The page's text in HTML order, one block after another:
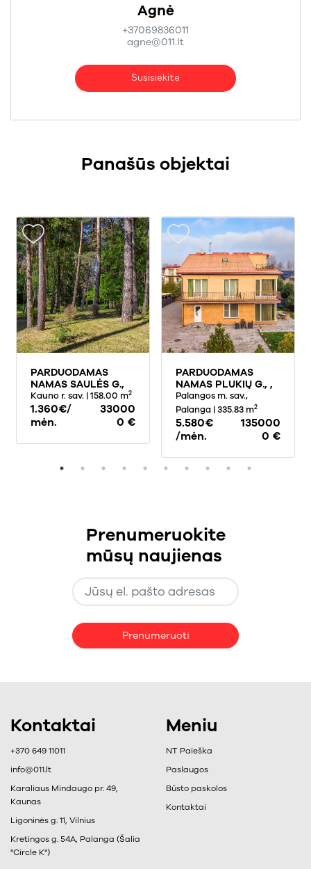
Agnė
+37069836011
agne@011.lt
Susisiekite
Panašūs objektai
PARDUODAMAS
NAMAS SAULĖS G.,
DRĄSEIKIAI, 150 KV.M
PLOTO
Kauno r. sav. | 158.00 m2
1.360€/
mėn.
33000
0 €
PARDUODAMAS
NAMAS PLUKIŲ G., ,
PALANGOJE, 335.83
KV.M PLOTO
Palangos m. sav.,
Palanga | 335.83 m2
5.580€
/mėn.
135000
0 €
Kontaktai
+370 649 11011
info@011.lt
Karaliaus Mindaugo pr. 49,
Kaunas
Ligoninės g. 11, Vilnius
Kretingos g. 54A, Palanga (Šalia
"Circle K")
Meniu
NT Paieška
Paslaugos
Būsto paskolos
Kontaktai
Prenumeruokite
mūsų naujienas
Prenumeruoti